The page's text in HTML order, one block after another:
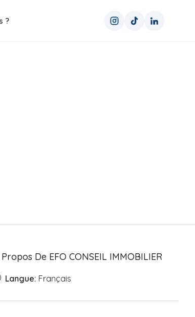
?
De EFO CONSEIL IMMOBILIER
Langue: Français